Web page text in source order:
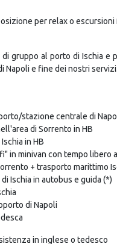
per relax o
di gruppo al porto di Ischia
e fine dei nostri servizi.
stazione centrale di
di Sorrento in HB
in HB
in minivan con tempo libero
+ trasporto marittimo
Ischia in autobus e guida (*)
di Napoli